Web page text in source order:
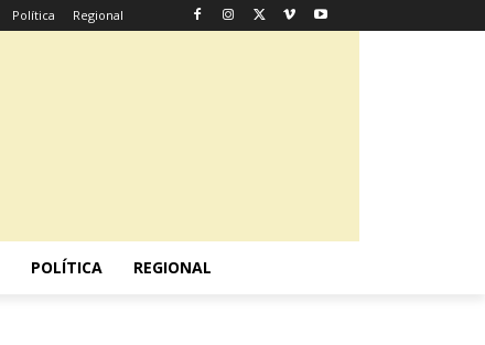
Política Regional
POLÍTICA REGIONAL